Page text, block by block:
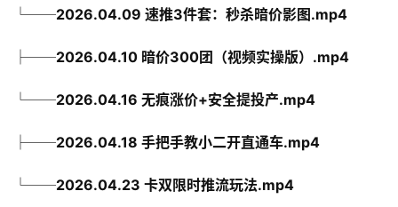
└──2026.04.09 速推3件套：秒杀暗价影图.mp4
├──2026.04.10 暗价300团（视频实操版）.mp4
└──2026.04.16 无痕涨价+安全提投产.mp4
├──2026.04.18 手把手教小二开直通车.mp4
└──2026.04.23 卡双限时推流玩法.mp4